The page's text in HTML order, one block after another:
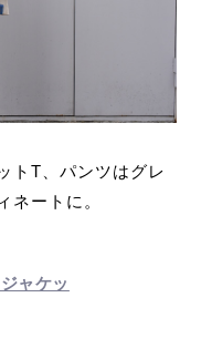
トT、パンツはグレ
ネートに。
ャケッ